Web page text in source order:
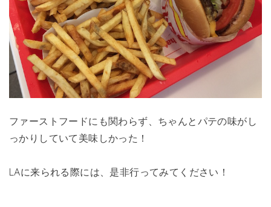
ファーストフードにも関わらず、ちゃんとパテの味がし
っかりしていて美味しかった！
LAに来られる際には、是非行ってみてください！